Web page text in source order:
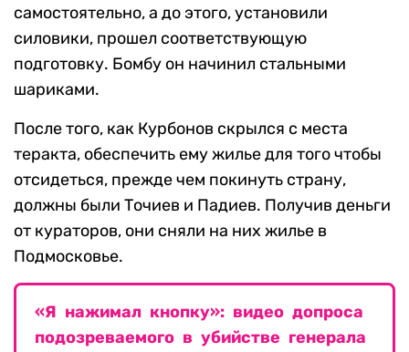
самостоятельно, а до этого, установили
силовики, прошел соответствующую
подготовку. Бомбу он начинил стальными
шариками.
После того, как Курбонов скрылся с места
теракта, обеспечить ему жилье для того чтобы
отсидеться, прежде чем покинуть страну,
должны были Точиев и Падиев. Получив деньги
от кураторов, они сняли на них жилье в
Подмосковье.
«Я нажимал кнопку»: видео допроса
подозреваемого в убийстве генерала